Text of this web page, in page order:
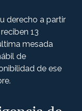
derecho a partir
13
mesada
de
de ese